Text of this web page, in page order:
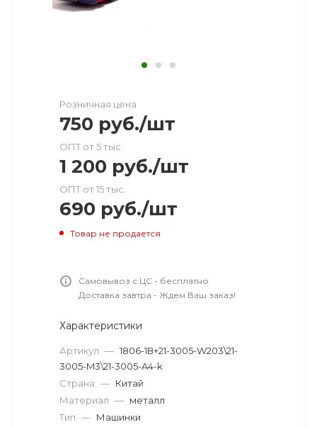
Розничная цена
750 руб./шт
ОПТ от 5 тыс.
1 200 руб./шт
ОПТ от 15 тыс.
690 руб./шт
Товар не продается
Самовывоз с ЦС - бесплатно
Доставка завтра - Ждем Ваш заказ!
Характеристики
Артикул — 1806-1В+21-3005-W203\21-
3005-M3\21-3005-A4-k
Страна — Китай
Материал — металл
Тип — Машинки